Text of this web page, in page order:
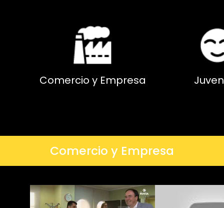
Comercio y Empresa
Comercio y Empresa